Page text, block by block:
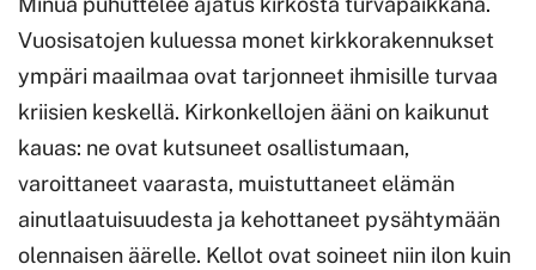
Vuosisatojen kuluessa monet kirkkorakennukset
ympäri maailmaa ovat tarjonneet ihmisille turvaa
kriisien keskellä. Kirkonkellojen ääni on kaikunut
kauas: ne ovat kutsuneet osallistumaan,
varoittaneet vaarasta, muistuttaneet elämän
ainutlaatuisuudesta ja kehottaneet pysähtymään
olennaisen äärelle. Kellot ovat soineet niin ilon kuin